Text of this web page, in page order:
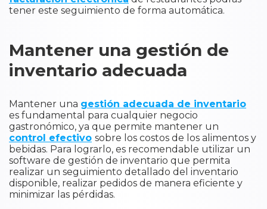
tener este seguimiento de forma automática.
Mantener una gestión de
inventario adecuada
Mantener una gestión adecuada de inventario
es fundamental para cualquier negocio
gastronómico, ya que permite mantener un
control efectivo sobre los costos de los alimentos y
bebidas. Para lograrlo, es recomendable utilizar un
software de gestión de inventario que permita
realizar un seguimiento detallado del inventario
disponible, realizar pedidos de manera eficiente y
minimizar las pérdidas.